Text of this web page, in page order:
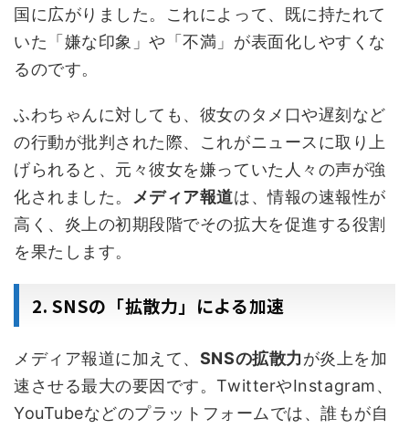
国に広がりました。これによって、既に持たれて
いた「嫌な印象」や「不満」が表面化しやすくな
るのです。
ふわちゃんに対しても、彼女のタメ口や遅刻など
の行動が批判された際、これがニュースに取り上
げられると、元々彼女を嫌っていた人々の声が強
化されました。
メディア報道は、情報の速報性が
高く、炎上の初期段階でその拡大を促進する役割
を果たします。
2. SNSの「拡散力」による加速
メディア報道に加えて、 SNSの拡散力が炎上を加
速させる最大の要因です。TwitterやInstagram、
YouTubeなどのプラットフォームでは、誰もが自